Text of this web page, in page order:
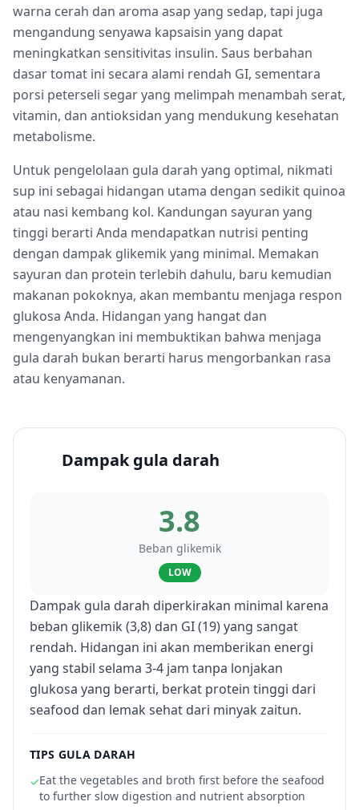
warna cerah dan aroma asap yang sedap, tapi juga
mengandung senyawa kapsaisin yang dapat
meningkatkan sensitivitas insulin. Saus berbahan
dasar tomat ini secara alami rendah GI, sementara
porsi peterseli segar yang melimpah menambah serat,
vitamin, dan antioksidan yang mendukung kesehatan
metabolisme.
Untuk pengelolaan gula darah yang optimal, nikmati
sup ini sebagai hidangan utama dengan sedikit quinoa
atau nasi kembang kol. Kandungan sayuran yang
tinggi berarti Anda mendapatkan nutrisi penting
dengan dampak glikemik yang minimal. Memakan
sayuran dan protein terlebih dahulu, baru kemudian
makanan pokoknya, akan membantu menjaga respon
glukosa Anda. Hidangan yang hangat dan
mengenyangkan ini membuktikan bahwa menjaga
gula darah bukan berarti harus mengorbankan rasa
atau kenyamanan.
Dampak gula darah
3.8
Beban glikemik
LOW
Dampak gula darah diperkirakan minimal karena
beban glikemik (3,8) dan GI (19) yang sangat
rendah. Hidangan ini akan memberikan energi
yang stabil selama 3-4 jam tanpa lonjakan
glukosa yang berarti, berkat protein tinggi dari
seafood dan lemak sehat dari minyak zaitun.
TIPS GULA DARAH
✓Eat the vegetables and broth first before the seafood
to further slow digestion and nutrient absorption